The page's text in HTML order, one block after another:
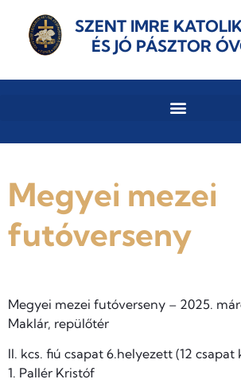
SZENT IMRE
ÉS JÓ PÁSZTOR
Megyei mezei
futóverseny
Megyei mezei futóverseny – 2025.
Maklár, repülőtér
II. kcs. fiú csapat 6.helyezett (12 csapat
1. Pallér Kristóf